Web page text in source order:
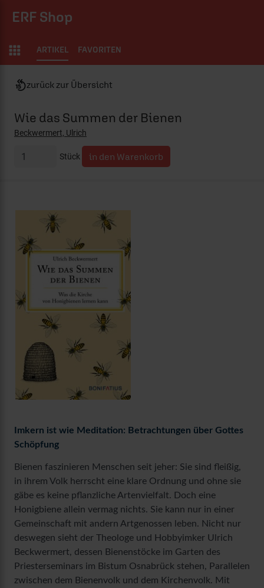
ERF Shop
ARTIKEL FAVORITEN
zurück zur Übersicht
Stück
Wie das Summen der Bienen
Beckwermert, Ulrich
Imkern ist wie Meditation: Betrachtungen über Gottes
Schöpfung
Bienen faszinieren Menschen seit jeher: Sie sind fleißig,
in ihrem Volk herrscht eine klare Ordnung und ohne sie
gäbe es keine pflanzliche Artenvielfalt. Doch eine
Honigbiene allein vermag nichts. Sie kann nur in einer
Gemeinschaft mit andern Artgenossen leben. Nicht nur
deswegen sieht der Theologe und Hobbyimker Ulrich
Beckwermert, dessen Bienenstöcke im Garten des
Priesterseminars im Bistum Osnabrück stehen, Parallelen
zwischen dem Bienenvolk und dem Kirchenvolk. Mit